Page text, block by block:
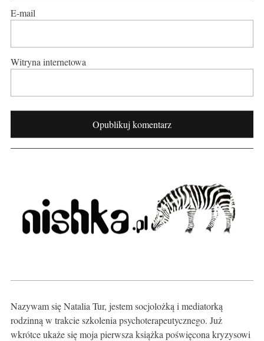
E-mail
Witryna internetowa
Nazywam się Natalia Tur, jestem socjolożką i mediatorką
rodzinną w trakcie szkolenia psychoterapeutycznego. Już
wkrótce ukaże się moja pierwsza książka poświęcona kryzysowi